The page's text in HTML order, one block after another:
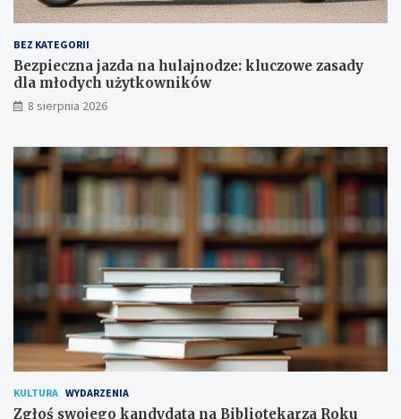
o
w
a
p
o
d
p
a
n
!
a
d
y
d
l
a
m
d
y
h
u
ż
o
n
i
ó
w
BEZ KATEGORII
Bezpieczna jazda na hulajnodze: kluczowe zasady
dla młodych użytkowników
8 sierpnia 2026
KULTURA WYDARZENIA
Zgłoś swojego kandydata na Bibliotekarza Roku